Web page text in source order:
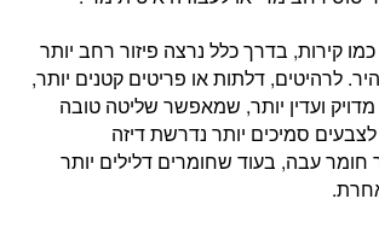
קירות, בדרך כלל נרצה פיזור רחב יותר
לרהיטים, דלתות או פריטים קטנים יותר,
מדויק ועדין יותר, שמאפשר שליטה טובה
סמיכים יותר נדרשת דיזה
עבה, בעוד שחומרים דלילים יותר